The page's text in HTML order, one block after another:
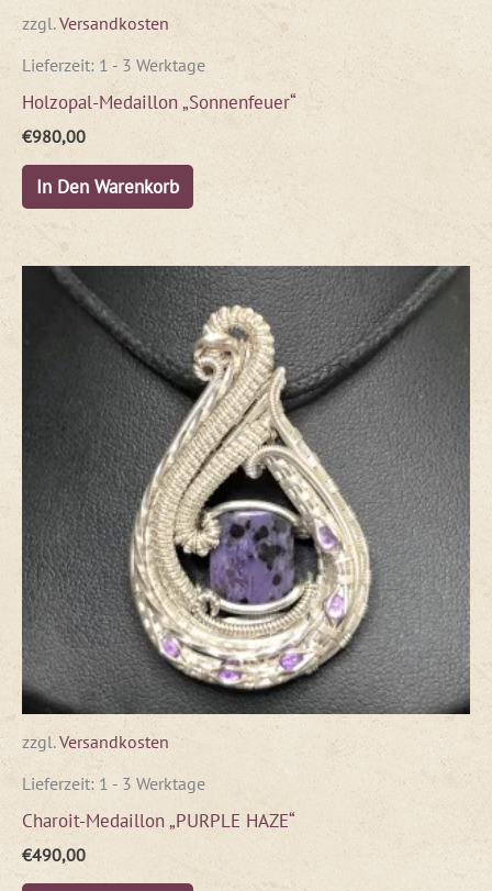
zzgl.Versandkosten
Lieferzeit: 1 - 3 Werktage
Holzopal-Medaillon „Sonnenfeuer“
€980,00
In Den Warenkorb
zzgl.Versandkosten
Lieferzeit: 1 - 3 Werktage
Charoit-Medaillon „PURPLE HAZE“
€490,00